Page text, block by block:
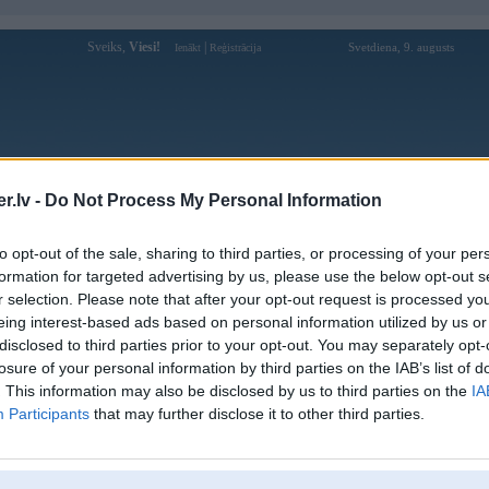
- Do Not Process My Personal Information
opt-out of the sale, sharing to third parties, or processing of your
for targeted advertising by us, please use the below opt-out
selection. Please note that after your opt-out request is processed
interest-based ads based on personal information utilized by us
to third parties prior to your opt-out. You may separately
of your personal information by third parties on the IAB’s list of
This information may also be disclosed by us to third parties on the
Participants that may further disclose it to other third parties.
Sveiks, Viesi! Ienākt Reģistrācija Svetdiena, 9. augusts
Forums Galerijas Reģistrācija Lietotāji
Lietotāja 333betjogoorg profils
Lietotājvārds:
333betjogoorg
Ziņojumi forumā:
0
Pēdējie ziņojumi forumā